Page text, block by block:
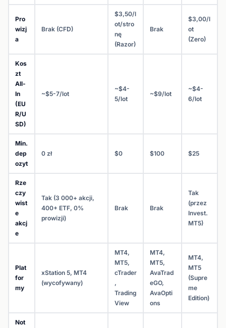
Pro
wizj
a
Brak (CFD)
$3,50/l
ot/stro
nę
(Razor)
Brak
$3,00/l
ot
(Zero)
Kos
zt
All-
In
(EU
R/U
SD)
~$5-7/lot
~$4-
5/lot
~$9/lot
~$4-
6/lot
Min.
dep
ozyt
0 zł $0 $100 $25
Rze
czy
wist
e
akcj
e
Tak (3 000+ akcji,
400+ ETF, 0%
prowizji)
Brak Brak
Tak
(przez
Invest.
MT5)
Plat
for
my
xStation 5, MT4
(wycofywany)
MT4,
MT5,
cTrader
,
Trading
View
MT4,
MT5,
AvaTrad
eGO,
AvaOpti
ons
MT4,
MT5
(Supre
me
Edition)
Not